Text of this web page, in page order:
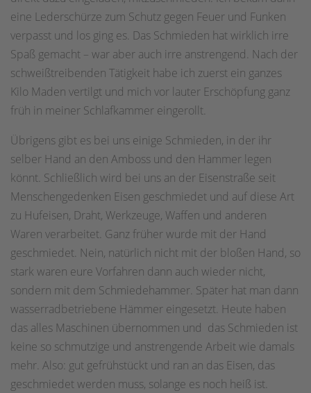
eine Lederschürze zum Schutz gegen Feuer und Funken
verpasst und los ging es. Das Schmieden hat wirklich irre
Spaß gemacht – war aber auch irre anstrengend. Nach der
schweißtreibenden Tätigkeit habe ich zuerst ein ganzes
Kilo Maden vertilgt und mich vor lauter Erschöpfung ganz
früh in meiner Schlafkammer eingerollt.
Übrigens gibt es bei uns einige Schmieden, in der ihr
selber Hand an den Amboss und den Hammer legen
könnt. Schließlich wird bei uns an der Eisenstraße seit
Menschengedenken Eisen geschmiedet und auf diese Art
zu Hufeisen, Draht, Werkzeuge, Waffen und anderen
Waren verarbeitet. Ganz früher wurde mit der Hand
geschmiedet. Nein, natürlich nicht mit der bloßen Hand, so
stark waren eure Vorfahren dann auch wieder nicht,
sondern mit dem Schmiedehammer. Später hat man dann
wasserradbetriebene Hämmer eingesetzt. Heute haben
das alles Maschinen übernommen und das Schmieden ist
keine so schmutzige und anstrengende Arbeit wie damals
mehr. Also: gut gefrühstückt und ran an das Eisen, das
geschmiedet werden muss, solange es noch heiß ist.